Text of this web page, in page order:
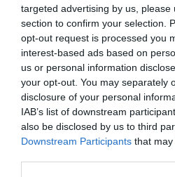
targeted advertising by us, please
section to confirm your selection.
opt-out request is processed you
interest-based ads based on
us or personal information
your opt-out. You may separately
disclosure of your personal
IAB’s list of downstream
also be disclosed by us to third
Downstream Participants that
B&B De
2.13 km